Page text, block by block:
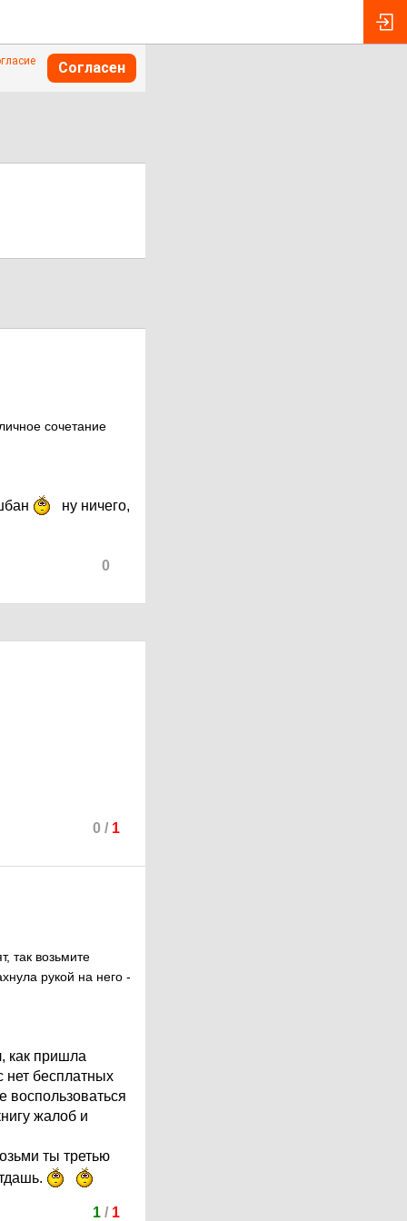
Согласен
сочетание
ну ничего,
0
0 / 1
так возьмите
рукой на него -
как пришла
нет бесплатных
воспользоваться
жалоб и
ты третью
1/ 1